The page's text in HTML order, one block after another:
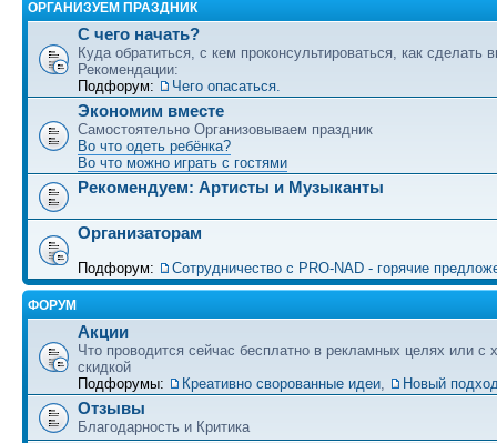
ОРГАНИЗУЕМ ПРАЗДНИК
С чего начать?
Куда обратиться, с кем проконсультироваться, как сделать
Рекомендации:
Подфорум:
Чего опасаться.
Экономим вместе
Самостоятельно Организовываем праздник
Во что одеть ребёнка?
Во что можно играть с гостями
Рекомендуем: Артисты и Музыканты
Организаторам
Подфорум: Сотрудничество c PRO-NAD - горячие
ФОРУМ
Акции
Что проводится сейчас бесплатно в рекламных целях или с
скидкой
Подфорумы:
Креативно сворованные идеи, Новый
Отзывы
Благодарность и Критика